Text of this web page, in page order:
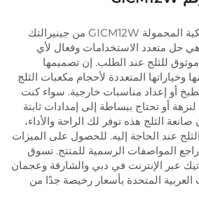
إن صانعة الثلج الأوتوماتيكية المحمولة GICM12W من جينيرالتك
موديل رقم GICM12W هي حل متعدد الاستخدامات وفعال لأي
للثلج عند الطلب. إن تصميمها
وخياراتها المتعددة لأحجام مكعبات الثلج
أو إعداد مناسبات خارجية. سواء كنت
أو تحتاج ببساطة إلى إمدادات ثابتة
الثلج هذه توفر لك الراحة والأداء،
عند الحاجة إليه. للحصول على الميزات
راجع المواصفات الرسمية للمنتج. تسوق
عبر الإنترنت في دبي والشارقة وعجمان
العربية المتحدة بأسعار رخيصة جدًا من